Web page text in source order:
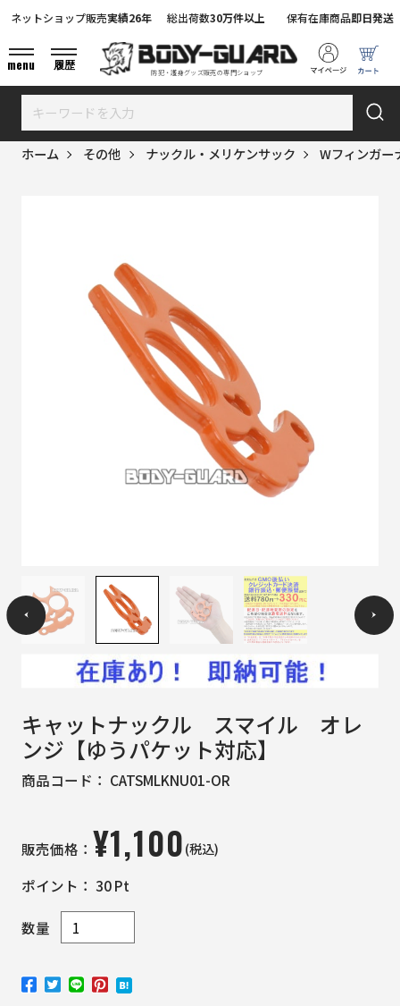
防犯・護身グッズ販売の専門ショップ
ネットショップ販売実績26年 総出荷数30万件以上 保有在庫商品即日発送
menu 履歴
ホーム その他 ナックル・メリケンサック Wフィンガー
キャットナックル スマイル オレ
ンジ【ゆうパケット対応】
商品コード： CATSMLKNU01-OR
販売価格： ¥1,100(税込)
ポイント： 30Pt
数量